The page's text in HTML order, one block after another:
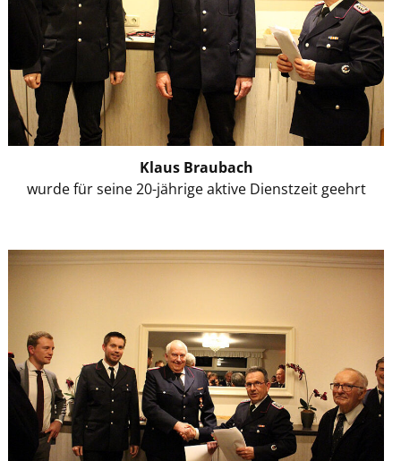
Klaus Braubach
wurde für seine 20-jährige aktive Dienstzeit geehrt